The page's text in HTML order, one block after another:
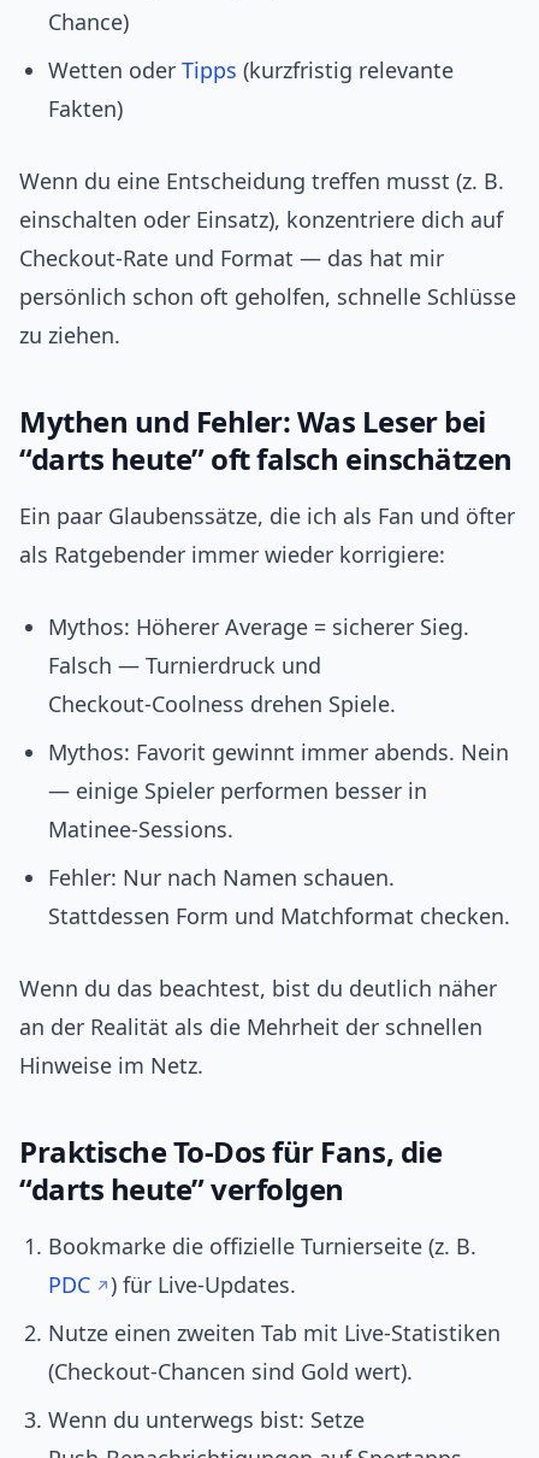
Chance)
Wetten oder Tipps (kurzfristig relevante
Fakten)
Wenn du eine Entscheidung treffen musst (z. B.
einschalten oder Einsatz), konzentriere dich auf
Checkout‑Rate und Format — das hat mir
persönlich schon oft geholfen, schnelle Schlüsse
zu ziehen.
Mythen und Fehler: Was Leser bei
“darts heute” oft falsch einschätzen
Ein paar Glaubenssätze, die ich als Fan und öfter
als Ratgebender immer wieder korrigiere:
Mythos: Höherer Average = sicherer Sieg.
Falsch — Turnierdruck und
Checkout‑Coolness drehen Spiele.
Mythos: Favorit gewinnt immer abends. Nein
— einige Spieler performen besser in
Matinee‑Sessions.
Fehler: Nur nach Namen schauen.
Stattdessen Form und Matchformat checken.
Wenn du das beachtest, bist du deutlich näher
an der Realität als die Mehrheit der schnellen
Hinweise im Netz.
Praktische To‑Dos für Fans, die
“darts heute” verfolgen
Bookmarke die offizielle Turnierseite (z. B.
PDC
) für Live‑Updates.
Nutze einen zweiten Tab mit Live‑Statistiken
(Checkout‑Chancen sind Gold wert).
Wenn du unterwegs bist: Setze